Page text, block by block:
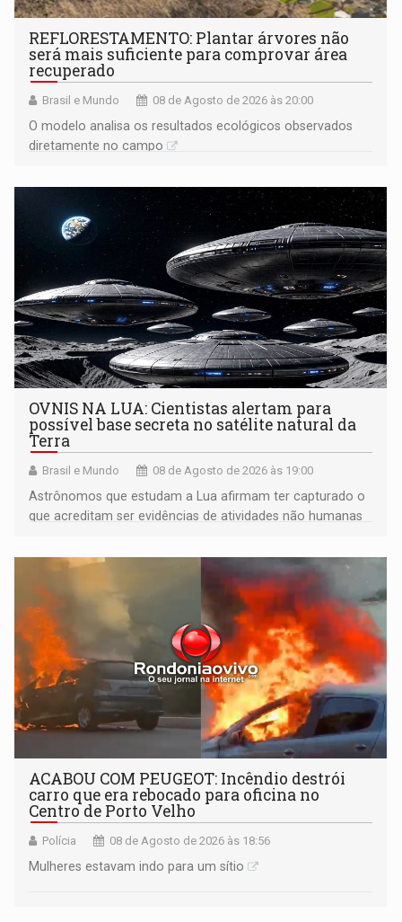
REFLORESTAMENTO: Plantar árvores não
será mais suficiente para comprovar área
recuperado
Brasil e Mundo 08 de Agosto de 2026 às 20:00
O modelo analisa os resultados ecológicos observados
diretamente no campo
OVNIS NA LUA: Cientistas alertam para
possível base secreta no satélite natural da
Terra
Brasil e Mundo 08 de Agosto de 2026 às 19:00
Astrônomos que estudam a Lua afirmam ter capturado o
que acreditam ser evidências de atividades não humanas
órbita
ACABOU COM PEUGEOT: Incêndio destrói
carro que era rebocado para oficina no
Centro de Porto Velho
Polícia 08 de Agosto de 2026 às 18:56
Mulheres estavam indo para um sítio